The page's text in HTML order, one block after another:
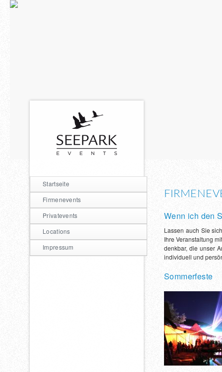
Startseite
Firmenevents
Privatevents
Locations
Impressum
Wenn ich den
Lassen auch Sie
Ihre Veranstaltung
denkbar, die unser
individuell und
Sommerfeste